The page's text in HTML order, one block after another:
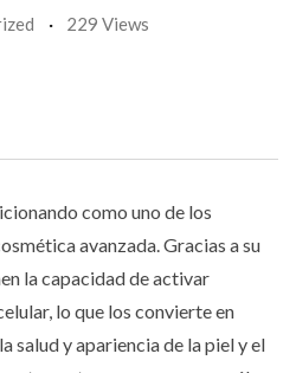
229 Views
como uno de los
avanzada. Gracias a su
la capacidad de activar
lo que los convierte en
salud y apariencia de la piel y el